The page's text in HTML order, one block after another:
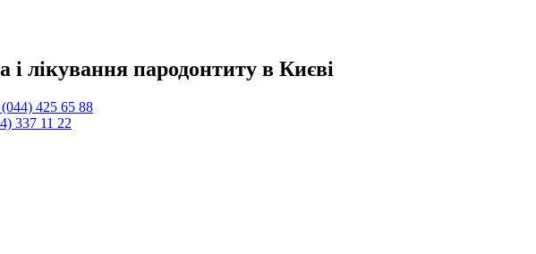
і лікування пародонтиту в Києві
425 65 88
337 11 22